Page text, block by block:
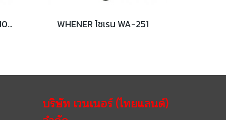
WHENER ไฟ LED WLP-8100 สีน้ำเงิน/ขาว/แดง WHENER ไซเรน WA-251
บริษัท เวนเนอร์ (ไทยแลนด์)